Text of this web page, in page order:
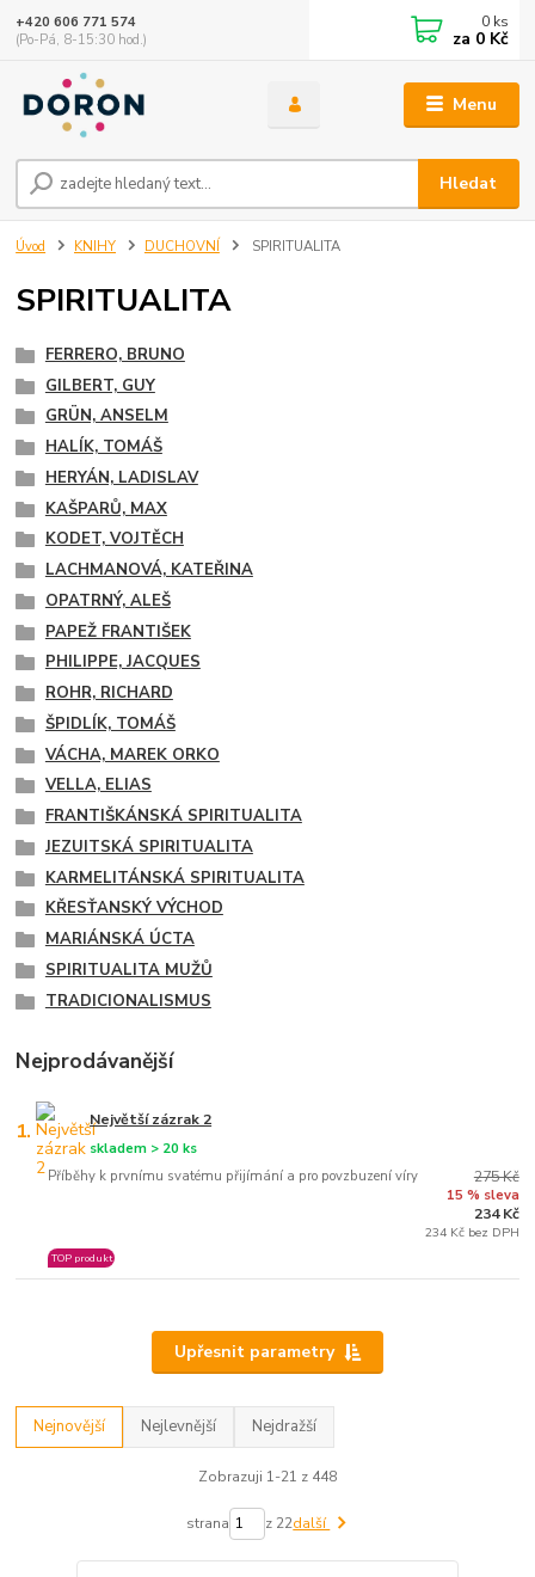
Menu
Hledat
+420 606 771 574
(Po-Pá, 8-15:30 hod.)
0 ks
za 0 Kč
Úvod KNIHY DUCHOVNÍ SPIRITUALITA
SPIRITUALITA
FERRERO, BRUNO
GILBERT, GUY
GRÜN, ANSELM
HALÍK, TOMÁŠ
HERYÁN, LADISLAV
KAŠPARŮ, MAX
KODET, VOJTĚCH
LACHMANOVÁ, KATEŘINA
OPATRNÝ, ALEŠ
PAPEŽ FRANTIŠEK
PHILIPPE, JACQUES
ROHR, RICHARD
ŠPIDLÍK, TOMÁŠ
VÁCHA, MAREK ORKO
VELLA, ELIAS
FRANTIŠKÁNSKÁ SPIRITUALITA
JEZUITSKÁ SPIRITUALITA
KARMELITÁNSKÁ SPIRITUALITA
KŘESŤANSKÝ VÝCHOD
MARIÁNSKÁ ÚCTA
SPIRITUALITA MUŽŮ
TRADICIONALISMUS
Nejprodávanější
1. Největší zázrak 2
Příběhy k prvnímu svatému přijímání a pro povzbuzení víry
skladem > 20 ks
TOP produkt
275 Kč
15 % sleva
234 Kč
234 Kč bez DPH
Upřesnit parametry
Nejnovější Nejlevnější Nejdražší
Zobrazuji 1-21 z 448
strana z 22další